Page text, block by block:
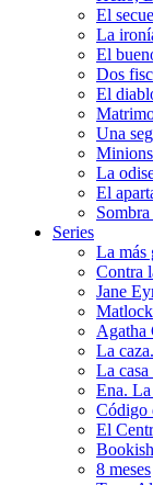
El
La
El
Dos
El
Una
La
El
Series
La más
Contra
Jane
Matlock
Agatha
La
La
Ena.
Código
El
Bookish
8 meses